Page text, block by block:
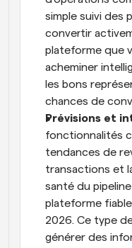
simple suivi des
convertir
plateforme que
acheminer
les bons
chances de
Prévisions et
fonctionnalités
tendances de
transactions et
santé du
plateforme
2026. Ce type
générer des